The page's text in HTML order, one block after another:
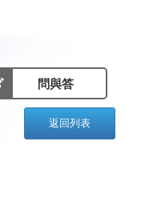
問與答
返回列表